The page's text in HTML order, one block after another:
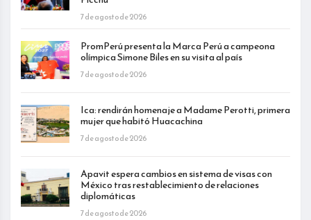
7 de agosto de 2026
PromPerú presenta la Marca Perú a campeona
olímpica Simone Biles en su visita al país
7 de agosto de 2026
Ica: rendirán homenaje a Madame Perotti, primera
mujer que habitó Huacachina
7 de agosto de 2026
Apavit espera cambios en sistema de visas con
México tras restablecimiento de relaciones
diplomáticas
7 de agosto de 2026